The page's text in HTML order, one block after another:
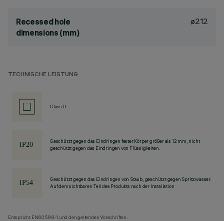
Recessed hole
dimensions (mm)
ø212
TECHNISCHE LEISTUNG
Class II
Geschützt gegen das Eindringen fester Körper größer als 12 mm, nicht
geschützt gegen das Eindringen von Flüssigkeiten.
Geschützt gegen das Eindringen von Staub, geschützt gegen Spritzwasser.
Auf dem sichtbaren Teil des Produkts nach der Installation
Entspricht EN60598-1 und den geltenden Vorschriften.